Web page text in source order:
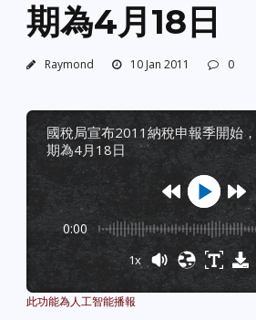
期為4月18日
Raymond 10 Jan 2011 0
國稅局宣布2011納稅申報季開始，申報截至日
期為4月18日
0:00
1x